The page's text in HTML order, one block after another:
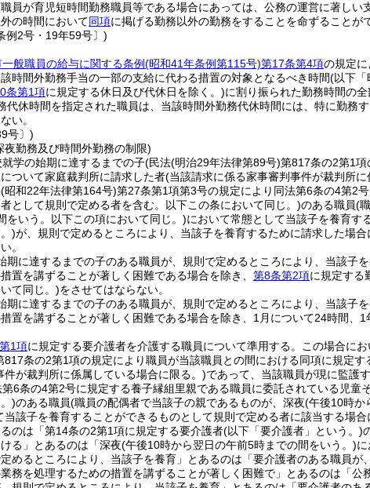
員が育児短時間勤務職員等である場合にあっては、公務の運営に著し
の時間において同項に掲げる勤務以外の勤務をすることを命ずることが
例2号・19年59号〕)
般職員の給与に関する条例(昭和41年条例第115号)第17条第4項の規定
時間外勤務手当の一部の支給に代わる措置の対象となるべき時間(以下「
条第1項に規定する休日及び代休日を除く。)に割り振られた勤務時間の
代休時間を指定された職員は、当該時間外勤務代休時間には、特に勤務
い。
号〕)
勤務及び時間外勤務の制限)
学の始期に達するまでの子(民法(明治29年法律第89号)第817条の2第1項
ついて家庭裁判所に請求した者(当該請求に係る家事審判事件が裁判所
(昭和22年法律第164号)第27条第1項第3号の規定により同法第6条の4第2
として規則で定める者を含む。以下この条において同じ。)のある職員(
をいう。以下この項において同じ。)において常態として当該子を養育す
)が、規則で定めるところにより、当該子を養育するために請求した場
。
期に達するまでの子のある職員が、規則で定めるところにより、当該子
置を講ずることが著しく困難である場合を除き、 第8条第2項に規定する
て同じ。)をさせてはならない。
期に達するまでの子のある職員が、規則で定めるところにより、当該子
置を講ずることが著しく困難である場合を除き、1月について24時間、1
1項に規定する要介護者を介護する職員について準用する。 この場合にお
817条の2第1項の規定により職員が当該職員との間における同項に規定
が裁判所に係属している場合に限る。)であって、当該職員が現に監護
6条の4第2号に規定する養子縁組里親である職員に委託されている児童
)のある職員(職員の配偶者で当該子の親であるものが、深夜(午後10時か
当該子を養育することができるものとして規則で定める者に該当する場
のは「第14条の2第1項に規定する要介護者(以下「要介護者」という。)
る」とあるのは「深夜(午後10時から翌日の午前5時までの間をいう。)に
めるところにより、当該子を養育」とあるのは「要介護者のある職員が
務を処理するための措置を講ずることが著しく困難で」とあるのは「公